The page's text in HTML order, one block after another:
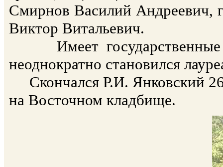
Смирнов Василий Андреевич,
Виктор Витальевич.
Имеет государственные
неоднократно становился
Скончался Р.И. Янковский
на Восточном кладбище.